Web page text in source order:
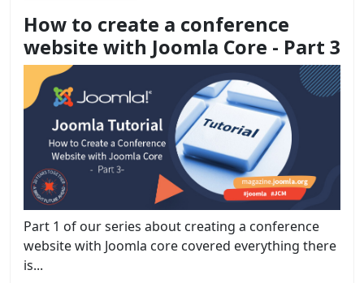
How to create a conference
website with Joomla Core - Part 3
Part 1 of our series about creating a conference
website with Joomla core covered everything there
is...